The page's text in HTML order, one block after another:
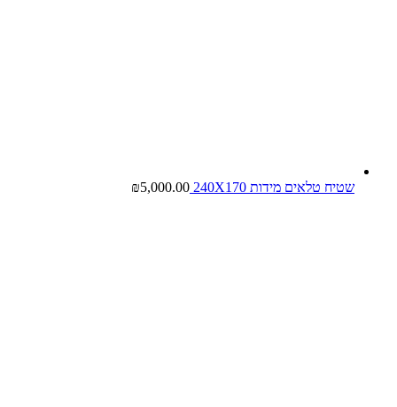
שטיח טלאים מידות 240X170 ₪5,000.00